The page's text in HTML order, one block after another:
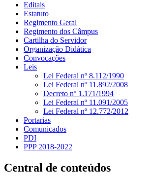
Editais
Estatuto
Regimento Geral
Regimento dos Câmpus
Cartilha do Servidor
Organização Didática
Convocações
Leis
Lei Federal nº 8.112/1990
Lei Federal nº 11.892/2008
Decreto nº 1.171/1994
Lei Federal nº 11.091/2005
Lei Federal nº 12.772/2012
Portarias
Comunicados
PDI
PPP 2018-2022
Central de conteúdos